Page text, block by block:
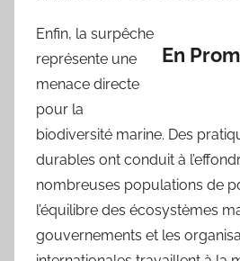
En
Enfin, la surpêche
représente une
menace directe
pour la
biodiversité marine. Des
durables ont conduit à
nombreuses populations de
l’équilibre des écosystèmes
gouvernements et les